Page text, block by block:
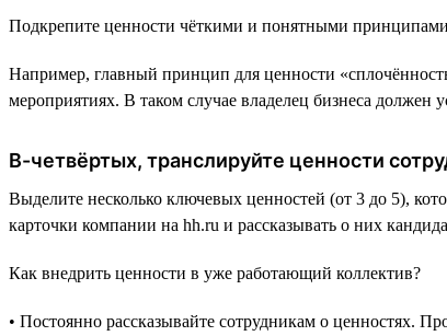
Подкрепите ценности чёткими и понятными
Например, главный принцип для ценности
мероприятиях. В таком случае владелец бизнеса
В-четвёртых, транслируйте ценности
Выделите несколько ключевых ценностей (от 3 до 5),
карточки компании на hh.ru и рассказывать о них
Как внедрить ценности в уже работающий коллектив?
• Постоянно рассказывайте сотрудникам о ценностях.